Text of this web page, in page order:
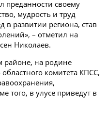
преданности своему
мудрость и труд
в развитии региона, став
– отметил на
Николаев.
на родине
областного комитета КПСС,
того, в улусе приведут в